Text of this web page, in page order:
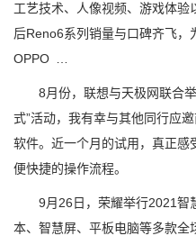
工艺技术、人像视频、游戏体
后Reno6系列销量与口碑齐飞，
OPPO …
8月份，联想与天极网联合举
式”活动，我有幸与其他同行应
软件。近一个月的试用，真正感
便快捷的操作流程。
9月26日，荣耀举行2021智
本、智慧屏、平板电脑等多款